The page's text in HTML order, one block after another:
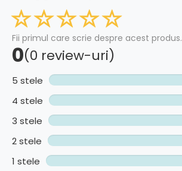
Fii primul care scrie despre acest produs.
0(0 review-uri)
5 stele
4 stele
3 stele
2 stele
1 stele